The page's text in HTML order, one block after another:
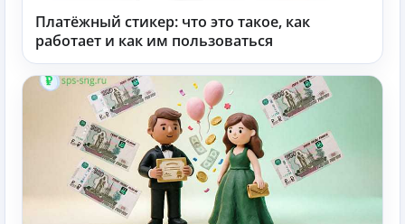
Платёжный стикер: что это такое, как
работает и как им пользоваться